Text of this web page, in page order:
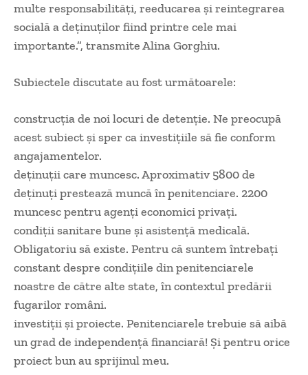
multe responsabilități, reeducarea și reintegrarea
socială a deținuților fiind printre cele mai
importante.”, transmite Alina Gorghiu.
Subiectele discutate au fost următoarele:
construcția de noi locuri de detenție. Ne preocupă
acest subiect și sper ca investițiile să fie conform
angajamentelor.
deținuții care muncesc. Aproximativ 5800 de
deținuți prestează muncă în penitenciare. 2200
muncesc pentru agenți economici privați.
condiții sanitare bune și asistență medicală.
Obligatoriu să existe. Pentru că suntem întrebați
constant despre condițiile din penitenciarele
noastre de către alte state, în contextul predării
fugarilor români.
investiții și proiecte. Penitenciarele trebuie să aibă
un grad de independență financiară! Și pentru orice
proiect bun au sprijinul meu.